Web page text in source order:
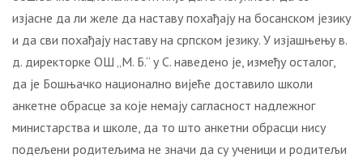
изјасне да ли желе да наставу похађају на босанском језику
и да сви похађају наставу на српском језику. У изјашњењу в.
д. директорке ОШ „М. Б.“ у С. наведено је, између осталог,
да је Бошњачко национално вијеће доставило школи
анкетне обрасце за које немају сагласност надлежног
министарства и школе, да то што анкетни обрасци нису
подељени родитељима не значи да су ученици и родитељи